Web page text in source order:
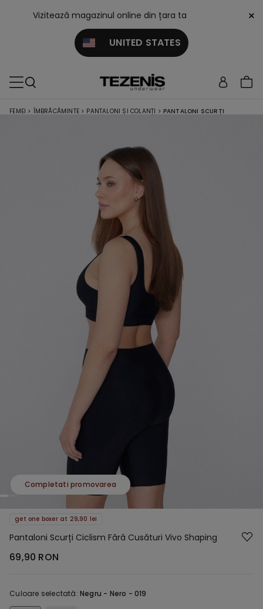
Vizitează magazinul online din țara ta
UNITED STATES
×
FEMEI > ÎMBRĂCĂMINTE > PANTALONI ȘI COLANȚI > PANTALONI SCURȚI
Completati promovarea
get one boxer at 29,90 lei
Pantaloni Scurți Ciclism Fără Cusături Vivo Shaping
69,90 RON
Culoare selectată:Negru - Nero - 019